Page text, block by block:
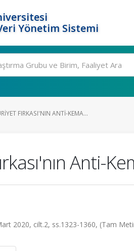
Yönetim Sistemi
FIRKASI'NIN ANTI-KEMA...
Anti-
2020, cilt.2, ss.1323-1360, (Tam